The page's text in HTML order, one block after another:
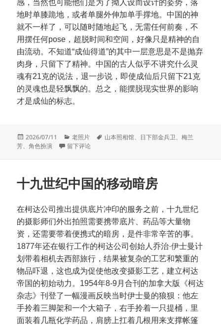
感，当然也可能他们是为了拗人设而设计的姿势，落
地时单膝跪地，或者单腿外伸加单手撑地。中国的神
就不一样了，可以随时随地起飞，无需任何前奏，不
用摆任何pose，超脱时间和空间，好像只是精神的自
由流动。不知道“成仙得道”的其中一层意思是不是抛弃
肉身，只留下了精神。中国的古人似乎不讲究什么灵
魂有21克的说法，退一步说，即使成仙后只留下21克
的灵魂也是轻飘飘的。总之，能摆脱现实世界的影响
才是成仙的标志。
发
布
2026/07/11
分
类
老照片
标
山本照相馆、 日下部金兵卫、梅兰
芳、角色扮演 于飘动的帔帛
留下评论
十九世纪中国的移动暗房
在柯达公司推出提供底片冲印的服务之前，十九世纪
的摄影师们外出拍照需要携带底片、药品等大量物
资，还需要带着便携式的暗房，是件非常辛苦的事。
1877年还在银行工作的柯达公司创始人乔治·伊士曼计
划带着相机去西部旅行，结果被复杂的工艺和繁重的
物品吓退，这也成为促使他改变摄影工艺，建立柯达
帝国的初始动力。1954年8-9月合刊的加拿大版《柯达
杂志》刊登了一幅漫画反映当时伊士曼的狼狈：他左
手拎着三脚架和一个大箱子，右手拎着一只提桶，里
面装着几瓶化学药品，肩膀上扛着几根用来支撑帐篷